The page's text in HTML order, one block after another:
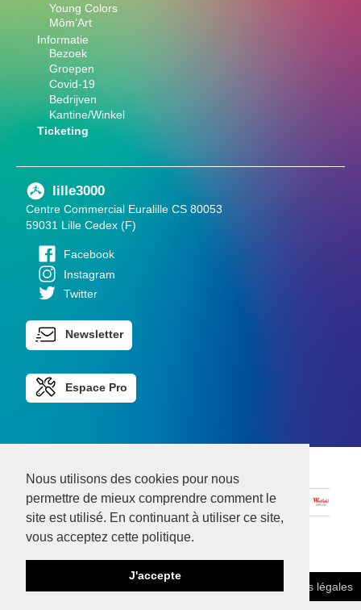
Nous utilisons des cookies pour nous
permettre de mieux comprendre comment le
site est utilisé. En continuant à utiliser ce site,
vous acceptez cette politique.
J'accepte
Young Colors
Môm’Art
Informatie
Bezoek
Groepen
Covid-19
Bedrijven
Kantine/Winkel
Ticketing
lille3000
Centre Commercial Euralille CS 80053
59031 Lille Cedex (F)
Facebook
Instagram
Twitter
Newsletter
Espace Pro
Mentions légales